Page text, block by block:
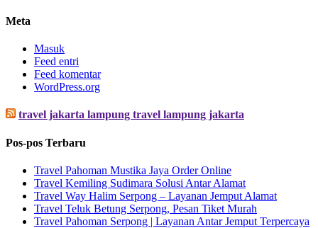
Meta
Masuk
Feed entri
Feed komentar
WordPress.org
travel jakarta lampung travel lampung jakarta
Pos-pos Terbaru
Travel Pahoman Mustika Jaya Order Online
Travel Kemiling Sudimara Solusi Antar Alamat
Travel Way Halim Serpong – Layanan Jemput Alamat
Travel Teluk Betung Serpong, Pesan Tiket Murah
Travel Pahoman Serpong | Layanan Antar Jemput Terpercaya